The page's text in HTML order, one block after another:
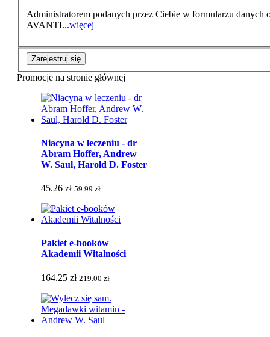
Administratorem podanych przez Ciebie w formularzu danych
AVANTI...więcej
Zarejestruj się
Promocje na stronie głównej
Niacyna w leczeniu - dr
Abram Hoffer, Andrew
W. Saul, Harold D. Foster
45.26 zł 59.99 zł
Pakiet e-booków
Akademii Witalności
164.25 zł 219.00 zł